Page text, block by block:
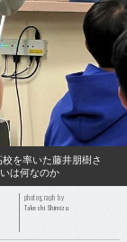
を率いた藤井朋樹さ
は何なのか
photograph by
Takeshi Shimizu